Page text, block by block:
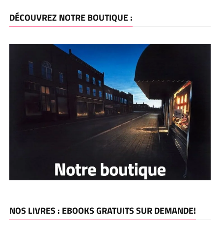
DÉCOUVREZ NOTRE BOUTIQUE :
NOS LIVRES : EBOOKS GRATUITS SUR DEMANDE!